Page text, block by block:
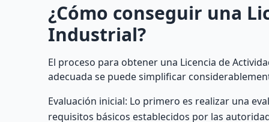
¿Cómo conseguir una
Industrial?
El proceso para obtener una Licencia de
adecuada se puede simplificar
Evaluación inicial: Lo primero es realizar una
requisitos básicos establecidos por las